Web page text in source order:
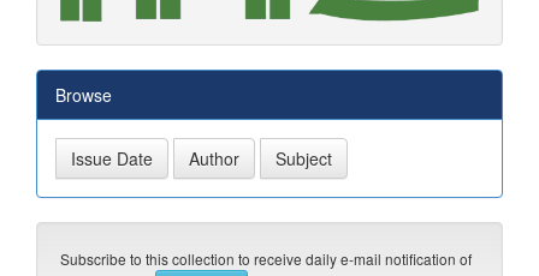
Browse
Subscribe to this collection to receive daily e-mail notification of